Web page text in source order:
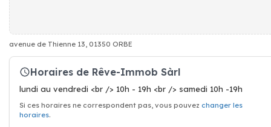
avenue de Thienne 13, 01350 ORBE
Horaires de Rêve-Immob Sàrl
lundi au vendredi <br /> 10h - 19h <br /> samedi 10h -19h
Si ces horaires ne correspondent pas, vous pouvez changer les
horaires.